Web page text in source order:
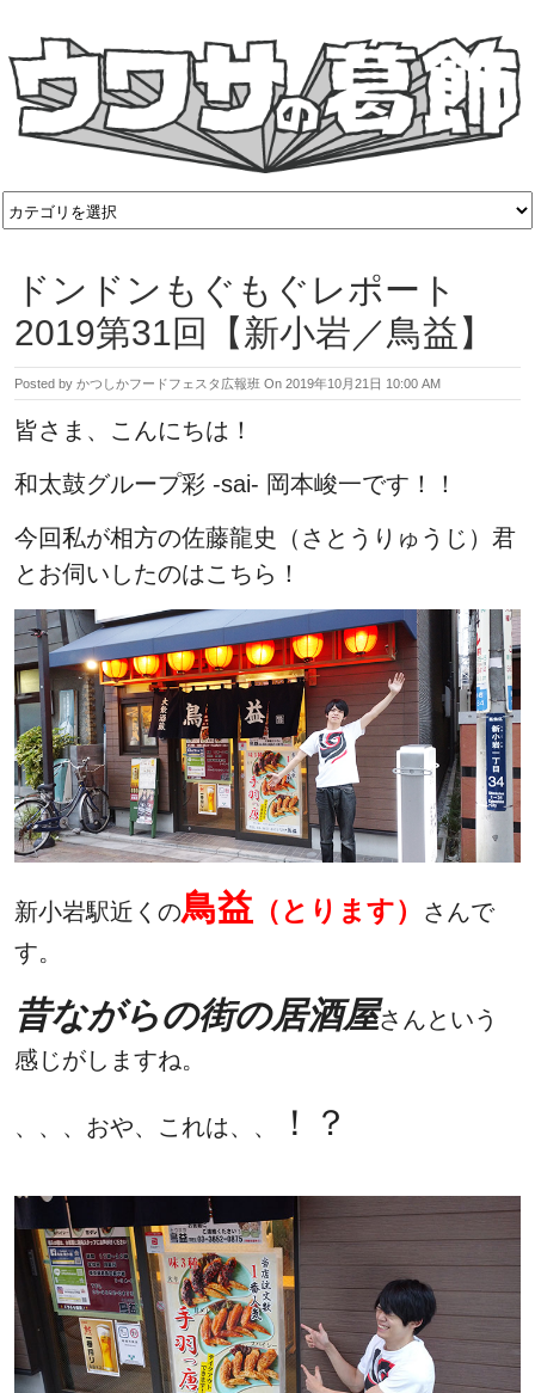
ドンドンもぐもぐレポート
2019第31回【新小岩／鳥益】
Posted by かつしかフードフェスタ広報班 On 2019年10月21日 10:00 AM
皆さま、こんにちは！
和太鼓グループ彩 -sai- 岡本峻一です！！
今回私が相方の佐藤龍史（さとうりゅうじ）君
とお伺いしたのはこちら！
新小岩駅近くの鳥益 （とります）
さんで
す。
昔ながらの街の居酒屋さんという
感じがしますね。
、、、おや、これは、、 ！？